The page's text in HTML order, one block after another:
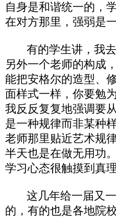
自身是和谐统一的，
在对方那里，强弱是
有的学生讲，我去
另外一个老师的构成
能把安格尔的造型、
面样式一样，你要勉
我反反复复地强调要
是一种规律而非某种
老师那里贴近艺术规
半天也是在做无用功
学习心态很触摸到真理
这几年给一届又一
的，有的也是各地院